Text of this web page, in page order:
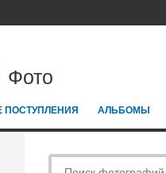
Фото
ПОСТУПЛЕНИЯ АЛЬБОМЫ